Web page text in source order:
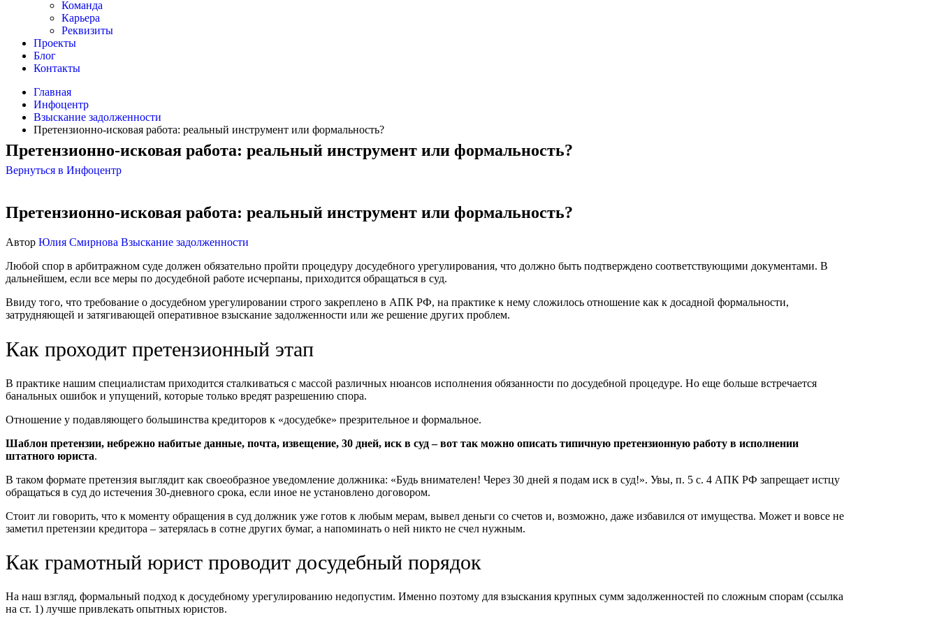
Команда
Карьера
Реквизиты
Проекты
Блог
Контакты
Главная
Инфоцентр
Взыскание задолженности
Претензионно-исковая работа: реальный инструмент или формальность?
Претензионно-исковая работа: реальный инструмент или формальность?
Вернуться в Инфоцентр
Претензионно-исковая работа: реальный инструмент или формальность?
Автор Юлия Смирнова Взыскание задолженности
Любой спор в арбитражном суде должен обязательно пройти процедуру досудебного урегулирования, что должно быть подтверждено соответствующими документами. В
дальнейшем, если все меры по досудебной работе исчерпаны, приходится обращаться в суд.
Ввиду того, что требование о досудебном урегулировании строго закреплено в АПК РФ, на практике к нему сложилось отношение как к досадной формальности,
затрудняющей и затягивающей оперативное взыскание задолженности или же решение других проблем.
Как проходит претензионный этап
В практике нашим специалистам приходится сталкиваться с массой различных нюансов исполнения обязанности по досудебной процедуре. Но еще больше встречается
банальных ошибок и упущений, которые только вредят разрешению спора.
Отношение у подавляющего большинства кредиторов к «досудебке» презрительное и формальное.
Шаблон претензии, небрежно набитые данные, почта, извещение, 30 дней, иск в суд – вот так можно описать типичную претензионную работу в исполнении
штатного юриста.
В таком формате претензия выглядит как своеобразное уведомление должника: «Будь внимателен! Через 30 дней я подам иск в суд!». Увы, п. 5 с. 4 АПК РФ запрещает истцу
обращаться в суд до истечения 30-дневного срока, если иное не установлено договором.
Стоит ли говорить, что к моменту обращения в суд должник уже готов к любым мерам, вывел деньги со счетов и, возможно, даже избавился от имущества. Может и вовсе не
заметил претензии кредитора – затерялась в сотне других бумаг, а напоминать о ней никто не счел нужным.
Как грамотный юрист проводит досудебный порядок
На наш взгляд, формальный подход к досудебному урегулированию недопустим. Именно поэтому для взыскания крупных сумм задолженностей по сложным спорам (ссылка
на ст. 1) лучше привлекать опытных юристов.